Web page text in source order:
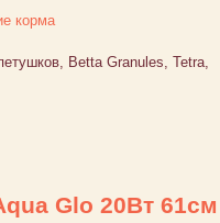
корма
Betta Granules, Tetra,
Glo 20Вт 61см